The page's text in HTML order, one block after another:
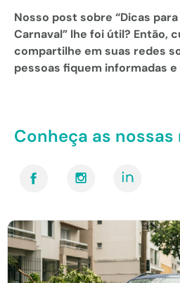
Nosso post sobre “Dicas
Carnaval” lhe foi útil? Então,
compartilhe em suas redes
pessoas fiquem informadas
Conheça as